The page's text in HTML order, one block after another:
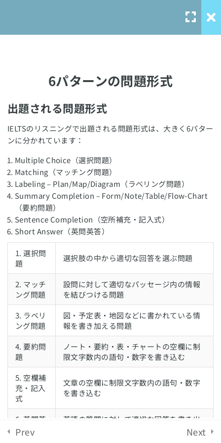
1. 選択問題
2. マッチング問題
3. ラベリング問題
4. 要約問題
5. 空欄補充問題
6. 英問英答問題
正答数とバンドスコア
スコアアップのポイント
模試の勉強法
IELTSリーディング対策 11
IELTSライティング対策
Task1
14
IELTSライティング対策
Task2
9
6パターンの問題形式
出題される問題形式
IELTSのリスニングで出題される問題形式は、大きく6パター
ンに分かれています：
Multiple Choice（選択問題）
Matching（マッチング問題）
Labeling – Plan/Map/Diagram（ラベリング問題）
Summary Completion – Form/Note/Table/Flow-Chart
（要約問題）
Sentence Completion（空所補充・記入式）
Short Answer（英問英答）
1. 選択問
題
選択肢の中から適切な回答を選ぶ問題
2. マッチ
ング問題
設問に対して適切なパッセージ内の情報
を結びつける問題
3. ラベリ
ング問題
図・予定表・地図などに書かれている情
報を書き加える問題
4. 要約問
題
ノート・要約・表・チャートの空欄に制
限文字数内の語句・数字を書き込む
5. 空欄補
充・記入
式
文章の空欄に制限文字数内の語句・数字
を書き込む
6. 英問英
答
英語の質問に対して適切な回答を書き出
Prev Next
Our Service
solo-
solo-ielts-
toefl.com
English Revolution 2021. Powered bySolo Group
Co.,Ltd.